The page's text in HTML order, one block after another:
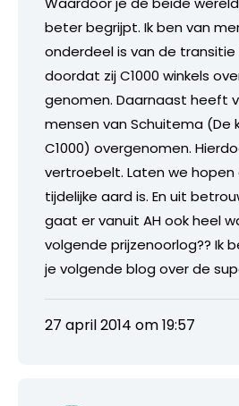
beter begrijpt. Ik ben van
onderdeel is van de
doordat zij C1000 winkels
genomen. Daarnaast heeft
mensen van Schuitema (De
C1000) overgenomen.
vertroebelt. Laten we
tijdelijke aard is. En uit
gaat er vanuit AH ook heel
volgende prijzenoorlog?? Ik
je volgende blog over de
27 april 2014 om 19:57